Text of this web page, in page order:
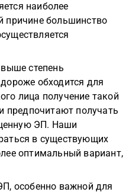
наиболее
причине большинство
степень
обходится для
лица получение такой
предпочитают получать
ЭП. Наши
в существующих
оптимальный вариант,
особенно важной для